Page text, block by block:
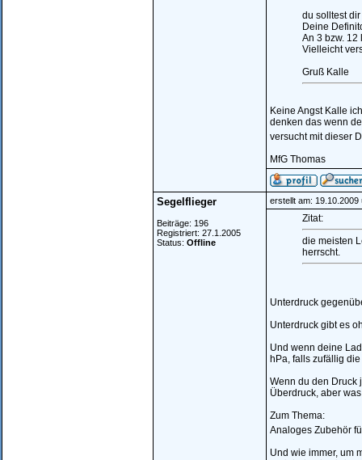
du solltest
Deine
An 3 bzw. 12
Vielleicht
Gruß Kalle
Keine Angst Kalle
denken das wenn
versucht mit dieser
MfG Thomas
Segelflieger
Beiträge: 196
Registriert: 27.1.2005
Status: Offline
erstellt am: 19.10.2009
Zitat:
die meisten
herrscht.
Unterdruck
Unterdruck gibt es
Und wenn deine
hPa, falls zufällig
Wenn du den Druck
Überdruck, aber
Zum Thema:
Analoges Zubehör
Und wie immer, um